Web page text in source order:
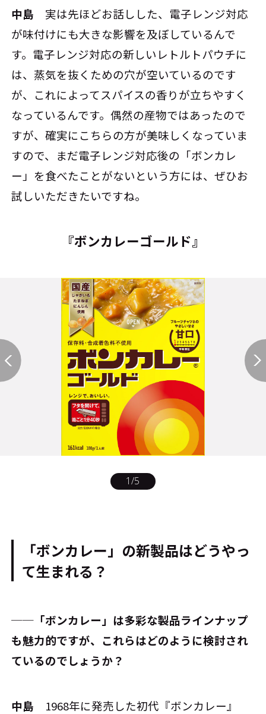
中島 実は先ほどお話しした、電子レンジ対応
が味付けにも大きな影響を及ぼしているんで
す。電子レンジ対応の新しいレトルトパウチに
は、蒸気を抜くための穴が空いているのです
が、これによってスパイスの香りが立ちやすく
なっているんです。偶然の産物ではあったので
すが、確実にこちらの方が美味しくなっていま
すので、まだ電子レンジ対応後の「ボンカレ
ー」を食べたことがないという方には、ぜひお
試しいただきたいですね。
『ボンカレーゴールド』
1/5
「ボンカレー」の新製品はどうやっ
て生まれる？
──「ボンカレー」は多彩な製品ラインナップ
も魅力的ですが、これらはどのように検討され
ているのでしょうか？
中島 1968年に発売した初代『ボンカレー』